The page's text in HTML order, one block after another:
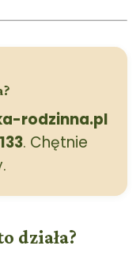
rodzinna.pl
. Chętnie
działa?